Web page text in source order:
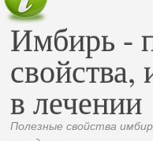
Имбирь -
свойства,
в лечении
Полезные свойства